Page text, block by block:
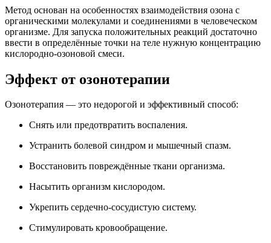
Метод основан на особенностях взаимодействия озона с
органическими молекулами и соединениями в человеческом
организме. Для запуска положительных реакций достаточно
ввести в определённые точки на теле нужную концентрацию
кислородно-озоновой смеси.
Эффект от озонотерапии
Озонотерапия — это недорогой и эффективный способ:
Снять или предотвратить воспаления.
Устранить болевой синдром и мышечный спазм.
Восстановить повреждённые ткани организма.
Насытить организм кислородом.
Укрепить сердечно-сосудистую систему.
Стимулировать кровообращение.